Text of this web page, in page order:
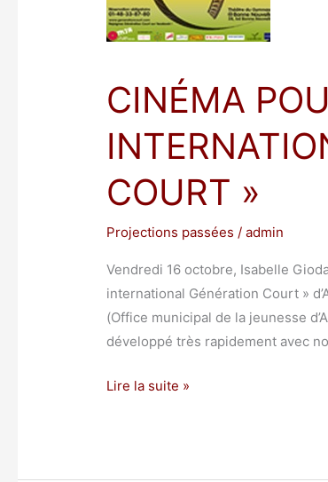
CINÉMA
COURT »
Projections passées /admin
Vendredi 16 octobre, Isabelle
international Génération Court »
(Office municipal de la jeunesse
développé très rapidement avec
Lire la suite »